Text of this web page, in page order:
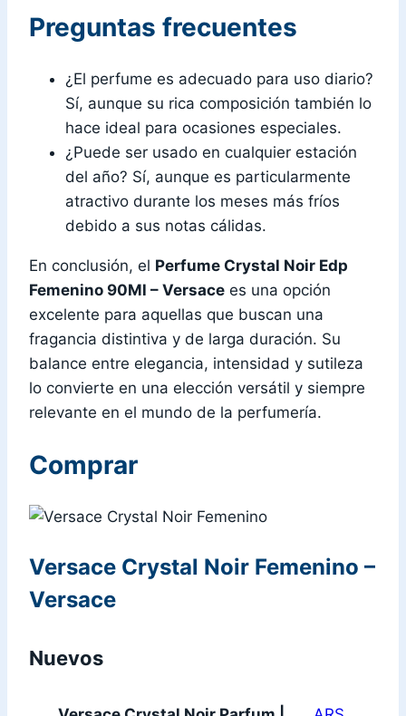
Preguntas frecuentes
¿El perfume es adecuado para uso diario?
Sí, aunque su rica composición también lo
hace ideal para ocasiones especiales.
¿Puede ser usado en cualquier estación
del año? Sí, aunque es particularmente
atractivo durante los meses más fríos
debido a sus notas cálidas.
En conclusión, el Perfume Crystal Noir Edp
Femenino 90Ml – Versace es una opción
excelente para aquellas que buscan una
fragancia distintiva y de larga duración. Su
balance entre elegancia, intensidad y sutileza
lo convierte en una elección versátil y siempre
relevante en el mundo de la perfumería.
Comprar
Versace Crystal Noir Femenino –
Versace
Nuevos